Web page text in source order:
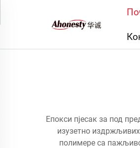
Епокси пјесак за под
изузетно
полимере са